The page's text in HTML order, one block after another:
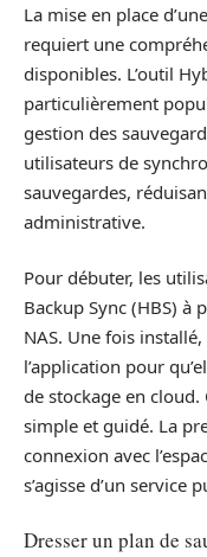
La mise en place
requiert une
disponibles. L’outil
particulièrement
gestion des
utilisateurs de
sauvegardes,
administrative.
Pour débuter, les
Backup Sync (HBS) à
NAS. Une fois
l’application pour
de stockage en cloud.
simple et gui­dé. La
connexion avec
s’agisse d’un service
Dresser un plan de